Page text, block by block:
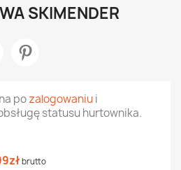
SKIMENDER
pozalogowaniui
statusu hurtownika.
brutto